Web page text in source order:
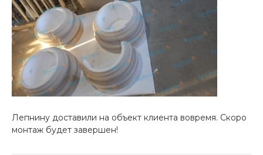
Лепнину доставили на объект клиента вовремя. Скоро
монтаж будет завершен!